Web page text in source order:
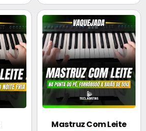
Mastruz Com Leite